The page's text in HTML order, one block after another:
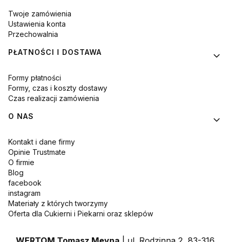
Twoje zamówienia
Ustawienia konta
Przechowalnia
PŁATNOŚCI I DOSTAWA
Formy płatności
Formy, czas i koszty dostawy
Czas realizacji zamówienia
O NAS
Kontakt i dane firmy
Opinie Trustmate
O firmie
Blog
facebook
instagram
Materiały z których tworzymy
Oferta dla Cukierni i Piekarni oraz sklepów